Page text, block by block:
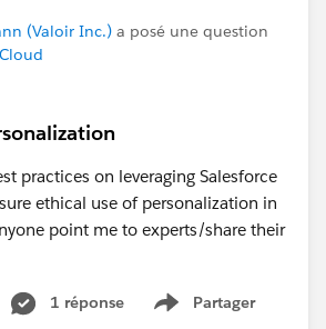
(Valoir Inc.) a posé une question
practices on leveraging Salesforce
ethical use of personalization in
point me to experts/share their
1 réponse Partager
Show menu